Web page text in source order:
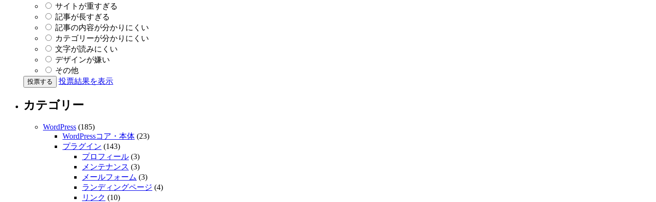
サイトが重すぎる
記事が長すぎる
記事の内容が分かりにくい
カテゴリーが分かりにくい
文字が読みにくい
デザインが嫌い
その他
投票結果を表示
カテゴリー
WordPress (185)
WordPressコア・本体 (23)
プラグイン (143)
プロフィール (3)
メンテナンス (3)
メールフォーム (3)
ランディングページ (4)
リンク (10)